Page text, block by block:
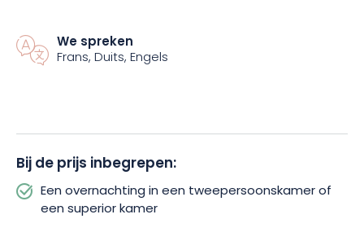
Het hotel biedt een ruime keuze aan kamers naar ieders
smaak: standaard, superior (25 m²), familie (4 personen) en
Neem voor een ontspannende pauze plaats aan de bar
onder de veranda en geniet van een drankje of een hapje in
een gezellige sfeer.
Geniet van optimaal comfort en een ideale locatie om
We spreken
Frans, Duits, Engels
Bij de prijs inbegrepen:
Een overnachting in een tweepersoonskamer of
een superior kamer